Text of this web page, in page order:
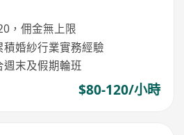
，佣金無上限
婚紗行業實務經驗
末及假期輪班
$80-120/小時